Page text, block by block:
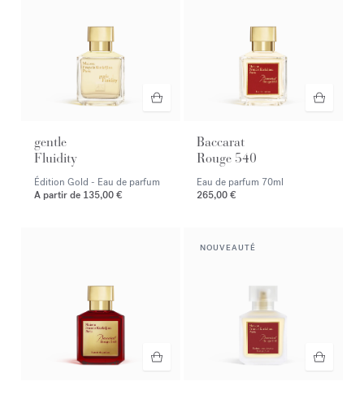
gentle
Fluidity
Édition Gold - Eau de parfum
A partir de 135,00 €
Baccarat
Rouge 540
Eau de parfum 70ml
265,00 €
NOUVEAUTÉ